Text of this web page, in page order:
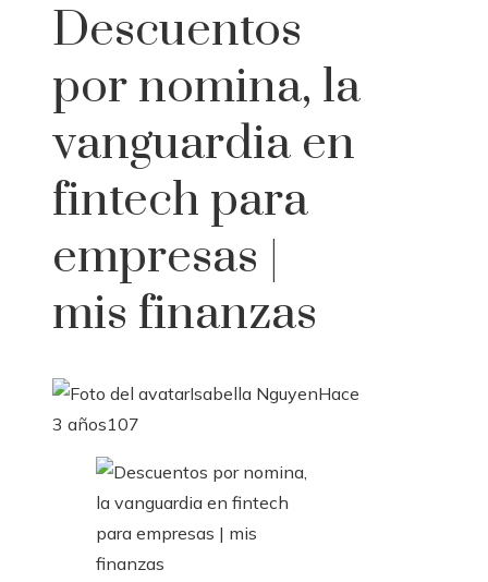
Descuentos
por nomina, la
vanguardia en
fintech para
empresas |
mis finanzas
Isabella NguyenHace
3 años107